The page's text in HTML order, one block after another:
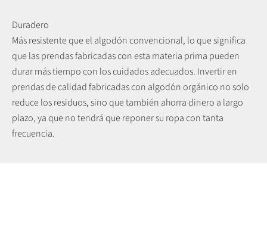
Duradero
Más resistente que el algodón convencional, lo que significa
que las prendas fabricadas con esta materia prima pueden
durar más tiempo con los cuidados adecuados. Invertir en
prendas de calidad fabricadas con algodón orgánico no solo
reduce los residuos, sino que también ahorra dinero a largo
plazo, ya que no tendrá que reponer su ropa con tanta
frecuencia.Más información sobre la nueva colección.